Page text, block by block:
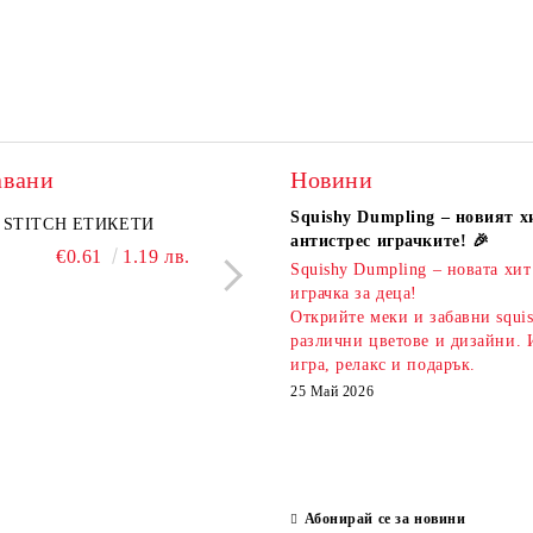
комплект
моливи и
KIDEA комплект 5 бр.
ароматни гуми Bubble Tea
€2.20 4.30 лв.
STITCH ЕТИКЕТИ
€0.61 1.19 лв.
PIXELS МОЛИВ С
Новини
Squishy Dumpling – новият
антистрес играчките! 🎉
Squishy Dumpling – новата хит
играчка за деца!
Открийте меки и забавни
различни цветове и дизайни.
игра, релакс и подарък.
25 Май 2026
Абонирай се за новини